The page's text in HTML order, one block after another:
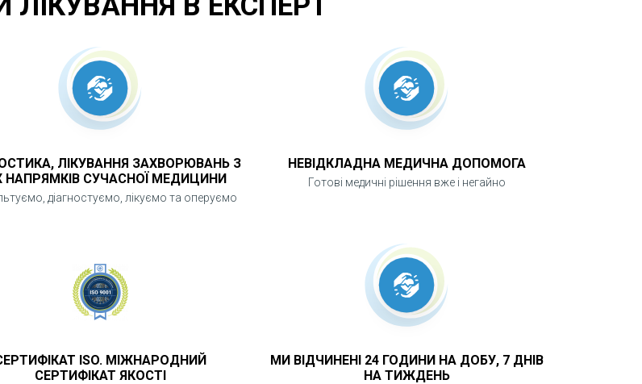
ЛІКУВАННЯ ЗАХВОРЮВАНЬ З
НАПРЯМКІВ СУЧАСНОЇ МЕДИЦИНИ
діагностуємо, лікуємо та оперуємо
НЕВІДКЛАДНА МЕДИЧНА ДОПОМОГА
Готові медичні рішення вже і негайно
ISO. МІЖНАРОДНИЙ
СЕРТИФІКАТ ЯКОСТІ
МИ ВІДЧИНЕНІ 24 ГОДИНИ НА ДОБУ, 7 ДНІВ
НА ТИЖДЕНЬ